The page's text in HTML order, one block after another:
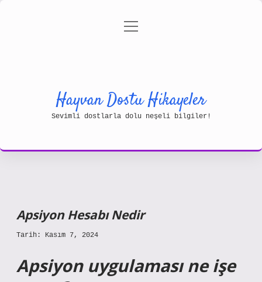
Gizlilik Politikası
menüyü
Hayvan Dostu Hikayeler
Sevimli dostlarla dolu neşeli bilgiler!
Apsiyon Hesabı Nedir
Tarih: Kasım 7, 2024
Apsiyon uygulaması ne işe